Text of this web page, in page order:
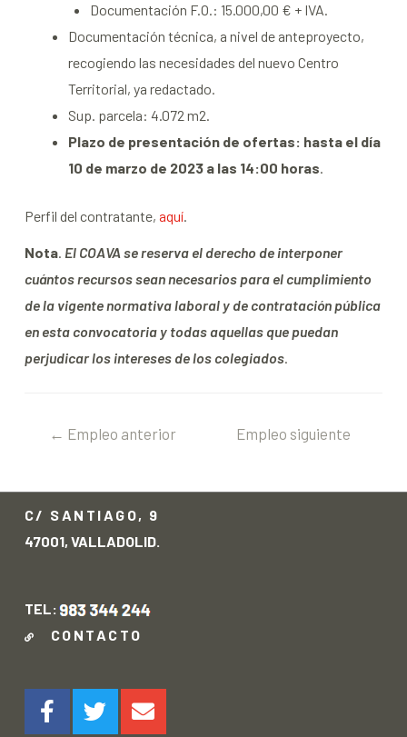
Documentación F.O.: 15.000,00 € + IVA.
Documentación técnica, a nivel de anteproyecto,
recogiendo las necesidades del nuevo Centro
Territorial, ya redactado.
Sup. parcela: 4.072 m2.
Plazo de presentación de ofertas: hasta el día
10 de marzo de 2023 a las 14:00 horas.
Perfil del contratante, aquí.
Nota. El COAVA se reserva el derecho de interponer
cuántos recursos sean necesarios para el cumplimiento
de la vigente normativa laboral y de contratación pública
en esta convocatoria y todas aquellas que puedan
perjudicar los intereses de los colegiados.
← Empleo anterior
Empleo siguiente
C/ SANTIAGO, 9
47001, VALLADOLID.
TEL:
CONTACTO